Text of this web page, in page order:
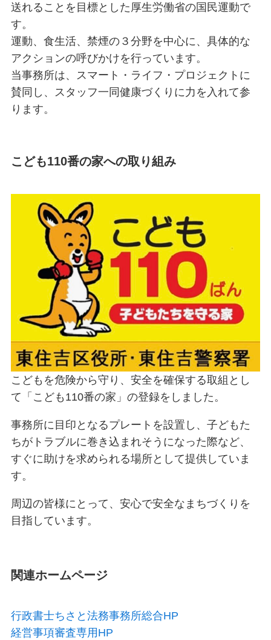
送れることを目標とした厚生労働省の国民運動で
す。
運動、食生活、禁煙の３分野を中心に、具体的な
アクションの呼びかけを行っています。
当事務所は、スマート・ライフ・プロジェクトに
賛同し、スタッフ一同健康づくりに力を入れて参
ります。
こども110番の家への取り組み
こどもを危険から守り、安全を確保する取組とし
て「こども110番の家」の登録をしました。
事務所に目印となるプレートを設置し、子どもた
ちがトラブルに巻き込まれそうになった際など、
すぐに助けを求められる場所として提供していま
す。
周辺の皆様にとって、安心で安全なまちづくりを
目指しています。
関連ホームページ
行政書士ちさと法務事務所総合HP
経営事項審査専用HP